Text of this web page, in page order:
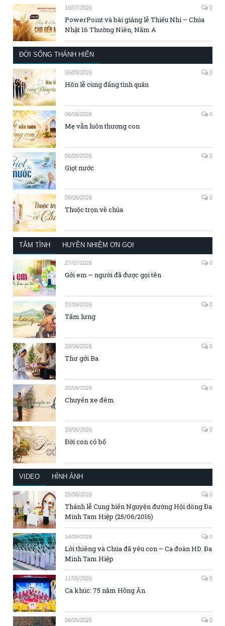
16/07/2026 0
PowerPoint và bài giảng lễ Thiếu Nhi – Chúa
Nhật 16 Thường Niên, Năm A
ĐỜI SỐNG THÁNH HIẾN
06/08/2026 0
Hôn lễ cùng đấng tình quân
06/08/2026 0
Mẹ vẫn luôn thương con
06/08/2026 0
Giọt nước
06/08/2026 0
Thuộc trọn về chúa
TÂM TÌNH HUYỀN NHIỆM ƠN GỌI
27/07/2026 0
Gởi em – người đã được gọi tên
21/06/2026 0
Tấm lưng
20/06/2026 0
Thư gởi Ba
20/06/2026 0
Chuyến xe đêm
20/06/2026 0
Đời con có bố
VIDEO HÌNH ẢNH
25/06/2026 0
Thánh lễ Cung hiến Nguyện đường Hội dòng Đa
Minh Tam Hiệp (25/06/2016)
14/05/2026 0
Lời thiêng và Chúa đã yêu con – Ca đoàn HD. Đa
Minh Tam Hiệp
11/05/2026 0
Ca khúc: 75 năm Hồng Ân
06/05/2026 0